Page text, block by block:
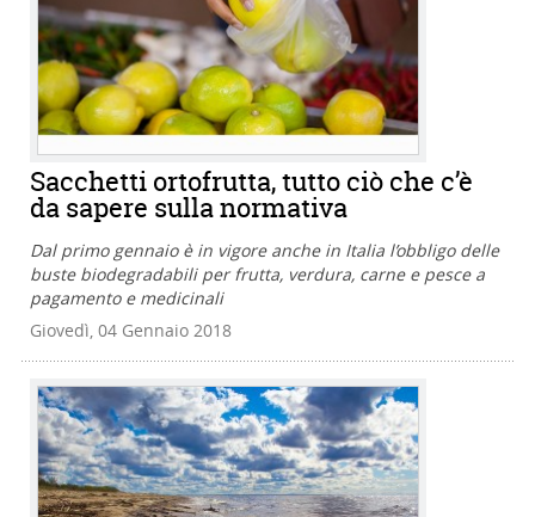
Sacchetti ortofrutta, tutto ciò che c’è
da sapere sulla normativa
Dal primo gennaio è in vigore anche in Italia l’obbligo delle
buste biodegradabili per frutta, verdura, carne e pesce a
pagamento e medicinali
Giovedì, 04 Gennaio 2018